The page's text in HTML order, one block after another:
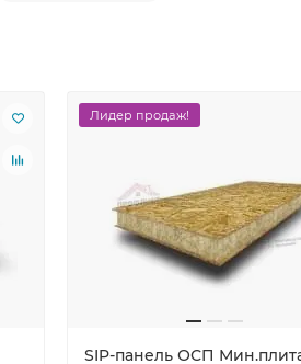
Лидер продаж!
SIP-панель ОСП